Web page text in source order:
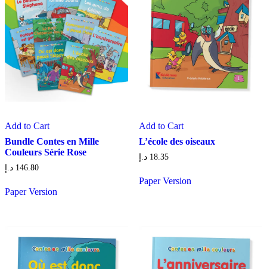
Add to Cart
Bundle Contes en Mille
Couleurs Série Rose
146.80 د.إ
Paper Version
Add to Cart
L’école des oiseaux
18.35 د.إ
Paper Version